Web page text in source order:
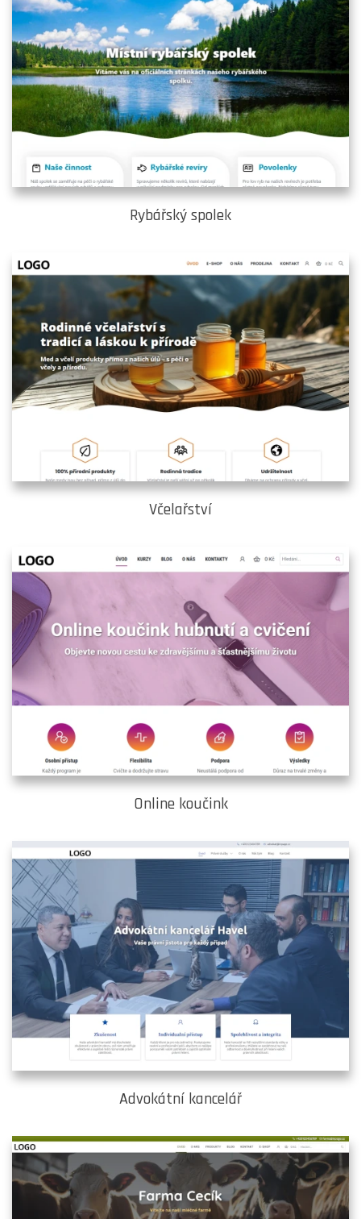
Rybářský spolek
Včelařství
Online koučink
Advokátní kancelář